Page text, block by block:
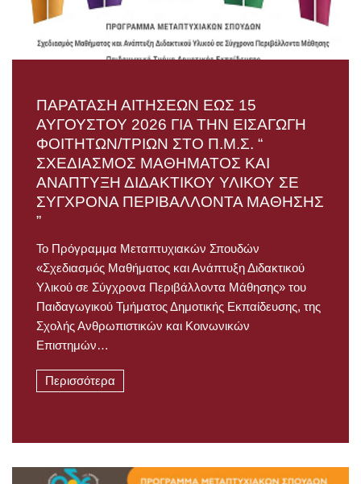
ΠΑΡΑΤΑΣΗ ΑΙΤΗΣΕΩΝ ΕΩΣ 15
ΑΥΓΟΥΣΤΟΥ 2026 ΓΙΑ ΤΗΝ ΕΙΣΑΓΩΓΗ
ΦΟΙΤΗΤΩΝ/ΤΡΙΩΝ ΣΤΟ Π.Μ.Σ. “
ΣΧΕΔΙΑΣΜΟΣ ΜΑΘΗΜΑΤΟΣ ΚΑΙ
ΑΝΑΠΤΥΞΗ ΔΙΔΑΚΤΙΚΟΥ ΥΛΙΚΟΥ ΣΕ
ΣΥΓΧΡΟΝΑ ΠΕΡΙΒΑΛΛΟΝΤΑ ΜΑΘΗΣΗΣ
”
Το Πρόγραμμα Μεταπτυχιακών Σπουδών
«Σχεδιασμός Μαθήματος και Ανάπτυξη Διδακτικού
Υλικού σε Σύγχρονα Περιβάλλοντα Μάθησης» του
Παιδαγωγικού Τμήματος Δημοτικής Εκπαίδευσης, της
Σχολής Ανθρωπιστικών και Κοινωνικών
Επιστημών…
Περισσότερα